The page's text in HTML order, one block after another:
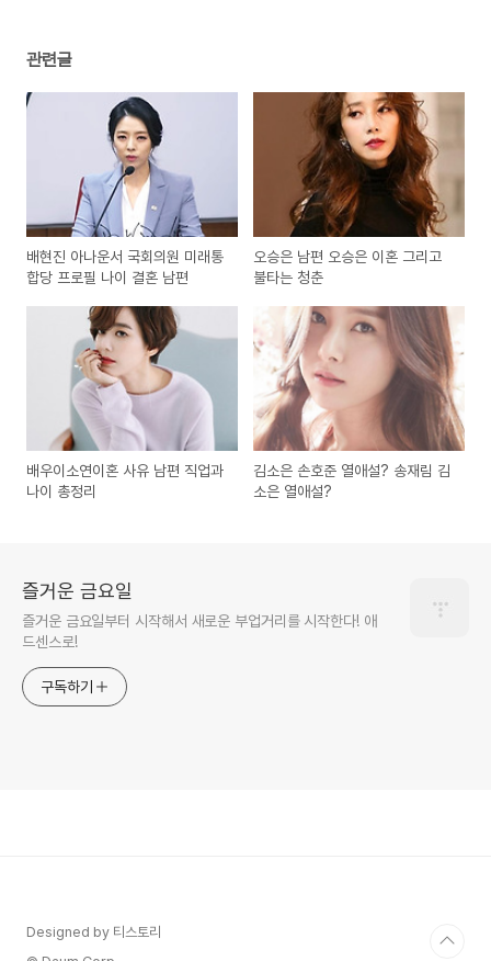
관련글
배현진 아나운서 국회의원 미래통
합당 프로필 나이 결혼 남편
오승은 남편 오승은 이혼 그리고
불타는 청춘
배우이소연이혼 사유 남편 직업과
나이 총정리
김소은 손호준 열애설? 송재림 김
소은 열애설?
즐거운 금요일
즐거운 금요일부터 시작해서 새로운 부업거리를 시작한다! 애
드센스로!
구독하기
Designed by 티스토리